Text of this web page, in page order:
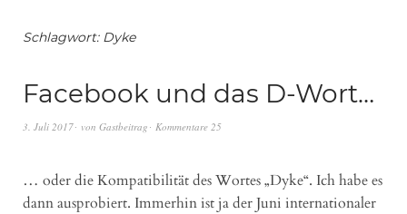
Schlagwort: Dyke
Facebook und das D-Wort…
3. Juli 2017 von Gastbeitrag Kommentare 25
… oder die Kompatibilität des Wortes „Dyke“. Ich habe es
dann ausprobiert. Immerhin ist ja der Juni internationaler